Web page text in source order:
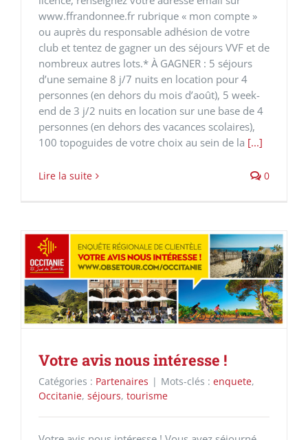
www.ffrandonnee.fr rubrique « mon compte »
ou auprès du responsable adhésion de votre
club et tentez de gagner un des séjours VVF et de
nombreux autres lots.* À GAGNER : 5 séjours
d’une semaine 8 j/7 nuits en location pour 4
personnes (en dehors du mois d’août), 5 week-
end de 3 j/2 nuits en location sur une base de 4
personnes (en dehors des vacances scolaires),
100 topoguides de votre choix au sein de la [...]
Lire la suite 0
Votre avis nous intéresse !
Catégories : Partenaires | Mots-clés : enquete,
Occitanie, séjours, tourisme